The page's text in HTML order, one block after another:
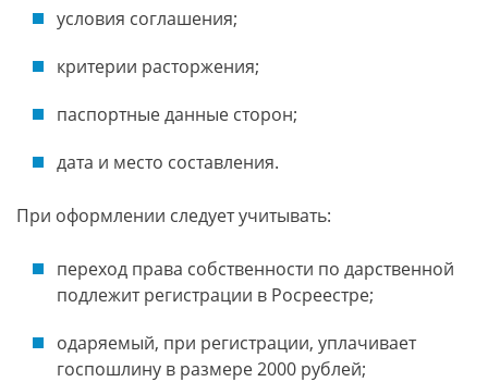
условия соглашения;
критерии расторжения;
паспортные данные сторон;
дата и место составления.
При оформлении следует учитывать:
переход права собственности по дарственной
подлежит регистрации в Росреестре;
одаряемый, при регистрации, уплачивает
госпошлину в размере 2000 рублей;